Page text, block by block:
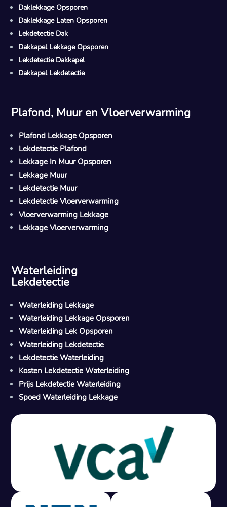
M
Gratis offerte in 24 uur
Geen lekkage? Geen betaling.
Daklekkage Opsporen
Daklekkage Laten Opsporen
Lekdetectie Dak
Dakkapel Lekkage Opsporen
Lekdetectie Dakkapel
Dakkapel Lekdetectie
Plafond, Muur en Vloerverwarming
Plafond Lekkage Opsporen
Lekdetectie Plafond
Lekkage In Muur Opsporen
Lekkage Muur
Lekdetectie Muur
Lekdetectie Vloerverwarming
Vloerverwarming Lekkage
Lekkage Vloerverwarming
Waterleiding
Lekdetectie
Waterleiding Lekkage
Waterleiding Lekkage Opsporen
Waterleiding Lek Opsporen
Waterleiding Lekdetectie
Lekdetectie Waterleiding
Kosten Lekdetectie Waterleiding
Prijs Lekdetectie Waterleiding
Spoed Waterleiding Lekkage